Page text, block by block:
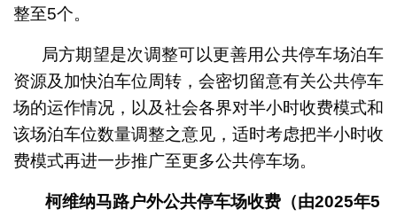
整至5个。
局方期望是次调整可以更善用公共停车场泊车
资源及加快泊车位周转，会密切留意有关公共停车
场的运作情况，以及社会各界对半小时收费模式和
该场泊车位数量调整之意见，适时考虑把半小时收
费模式再进一步推广至更多公共停车场。
柯维纳马路户外公共停车场收费 （由2025年5